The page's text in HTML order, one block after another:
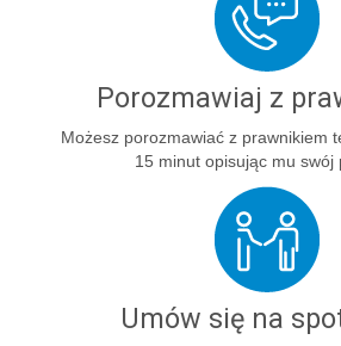
Porozmawiaj z
Możesz porozmawiać z prawnikiem
15 minut opisując mu swój
Umów się na